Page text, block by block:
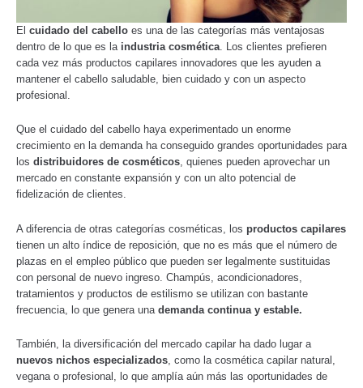
El cuidado del cabello es una de las categorías más ventajosas
dentro de lo que es la industria cosmética . Los clientes prefieren
cada vez más productos capilares innovadores que les ayuden a
mantener el cabello saludable, bien cuidado y con un aspecto
profesional.
Que el cuidado del cabello haya experimentado un enorme
crecimiento en la demanda ha conseguido grandes oportunidades para
los distribuidores de cosméticos, quienes pueden aprovechar un
mercado en constante expansión y con un alto potencial de
fidelización de clientes.
A diferencia de otras categorías cosméticas, los productos capilares
tienen un alto índice de reposición, que no es más que el número de
plazas en el empleo público que pueden ser legalmente sustituidas
con personal de nuevo ingreso. Champús, acondicionadores,
tratamientos y productos de estilismo se utilizan con bastante
frecuencia, lo que genera una demanda continua y estable.
También, la diversificación del mercado capilar ha dado lugar a
nuevos nichos especializados , como la cosmética capilar natural,
vegana o profesional, lo que amplía aún más las oportunidades de